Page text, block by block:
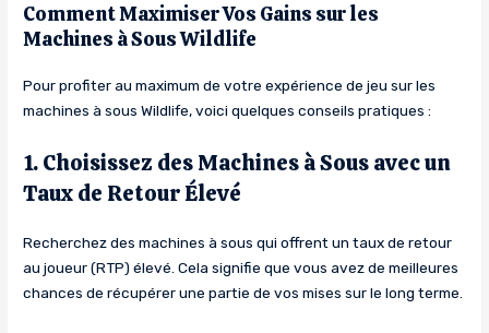
Comment Maximiser Vos Gains sur les
Machines à Sous Wildlife
Pour profiter au maximum de votre expérience de jeu sur les
machines à sous Wildlife, voici quelques conseils pratiques :
1. Choisissez des Machines à Sous avec un
Taux de Retour Élevé
Recherchez des machines à sous qui offrent un taux de retour
au joueur (RTP) élevé. Cela signifie que vous avez de meilleures
chances de récupérer une partie de vos mises sur le long terme.